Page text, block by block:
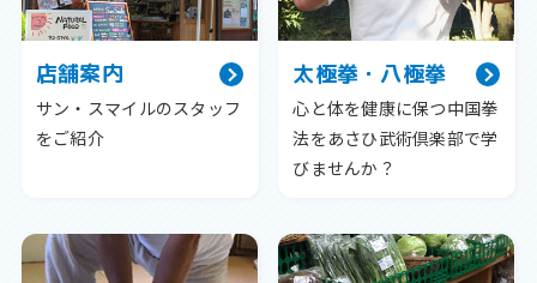
店舗案内
サン・スマイルのスタッフ
をご紹介
太極拳・八極拳
心と体を健康に保つ中国拳
法をあさひ武術倶楽部で学
びませんか？